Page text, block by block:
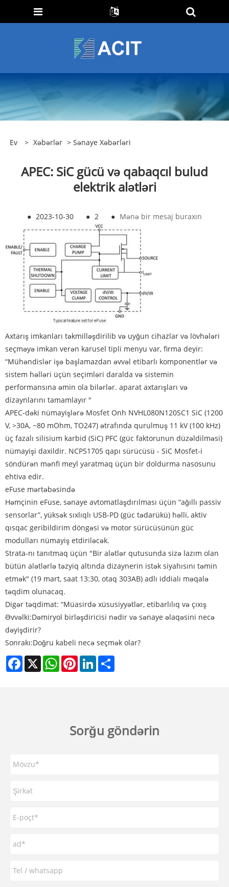
Ev > Xəbərlər > Sənaye Xəbərləri
APEC: SiC gücü və qabaqcıl bulud
elektrik alətləri
● 2023-10-30 ● 2 ● Mənə bir mesaj buraxın
Axtarış imkanları təkmilləşdirilib və uyğun cihazlar və lövhələri
seçməyə imkan verən karusel tipli menyu var, firma deyir:
“Mühəndislər işə başlamazdan əvvəl etibarlı komponentlər və
sistem həlləri üçün seçimləri daralda və sistemin
performansına əmin ola bilərlər. aparat axtarışları və
dizaynlarını tamamlayır "
APEC-dəki nümayişlərə Mosfet Onh ​​NVHL080N120SC1 SiC (1200
V, >30A, ~80 mOhm, TO247) ətrafında qurulmuş 11 kV (100 kHz)
üç fazalı silisium karbid (SiC) PFC (güc faktorunun düzəldilməsi)
nümayişi daxildir. NCP51705 qapı sürücüsü - SiC Mosfet-i
söndürən mənfi meyl yaratmaq üçün bir doldurma nasosunu
ehtiva edir.
eFuse mərtəbəsində
Həmçinin eFuse, sənaye avtomatlaşdırılması üçün “ağıllı passiv
sensorlar”, yüksək sıxlıqlı USB-PD (güc tədarükü) həlli, aktiv
qısqac geribildirim döngəsi və motor sürücüsünün güc
modulları nümayiş etdiriləcək.
Strata-nı tanıtmaq üçün "Bir alətlər qutusunda sizə lazım olan
bütün alətlərlə təzyiq altında dizaynerin istək siyahısını təmin
etmək" (19 mart, saat 13:30, otaq 303AB) adlı iddialı məqalə
təqdim olunacaq.
Digər təqdimat: “Müasirdə xüsusiyyətlər, etibarlılıq və çıxış
Əvvəlki:Dəmiryol birləşdiricisi nədir və sənaye əlaqəsini necə
dəyişdirir?
Sonrakı:Doğru kabeli necə seçmək olar?
Facebook
X WhatsAppPinterestLinkedIn
Sorğu göndərin